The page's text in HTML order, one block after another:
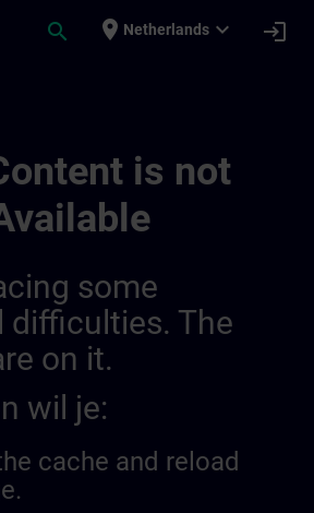
search place Netherlands expand_more login
is not
some
difficulties. The
on it.
wil je:
cache and reload